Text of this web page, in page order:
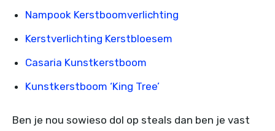
Nampook Kerstboomverlichting
Kerstverlichting Kerstbloesem
Casaria Kunstkerstboom
Kunstkerstboom ‘King Tree’
Ben je nou sowieso dol op steals dan ben je vast